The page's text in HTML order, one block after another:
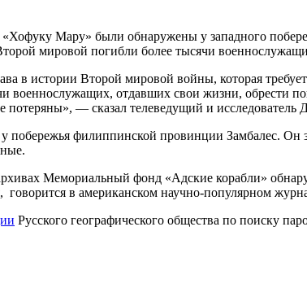
«Хофуку Мару» были обнаружены у западного
мировой погибли более тысячи
в истории Второй мировой войны, которая
военнослужащих, отдавших свои жизни, обрести
потеряны», — сказал телеведущий и исследователь
филиппинской провинции Замбалес. Он
Мемориальный фонд «Адские корабли»
говорится в американском научно-популярном
Русского географического общества по поиску